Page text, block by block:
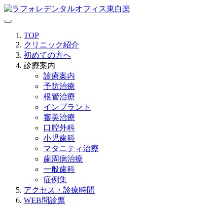
TOP
クリニック紹介
初めての方へ
診療案内
診療案内
予防治療
根管治療
インプラント
審美治療
口腔外科
小児歯科
マタニティ治療
歯周病治療
一般歯科
症例集
アクセス・診療時間
WEB問診票